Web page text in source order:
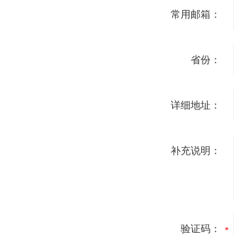
常用邮箱：
省份：
详细地址：
补充说明：
验证码：